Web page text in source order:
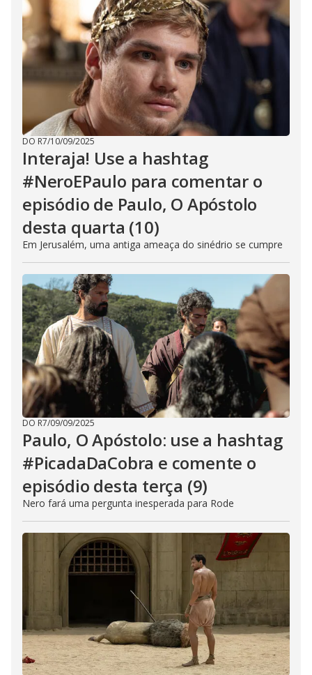
DO R7/10/09/2025
Interaja! Use a hashtag
#NeroEPaulo para comentar o
episódio de Paulo, O Apóstolo
desta quarta (10)
Em Jerusalém, uma antiga ameaça do sinédrio se cumpre
DO R7/09/09/2025
Paulo, O Apóstolo: use a hashtag
#PicadaDaCobra e comente o
episódio desta terça (9)
Nero fará uma pergunta inesperada para Rode